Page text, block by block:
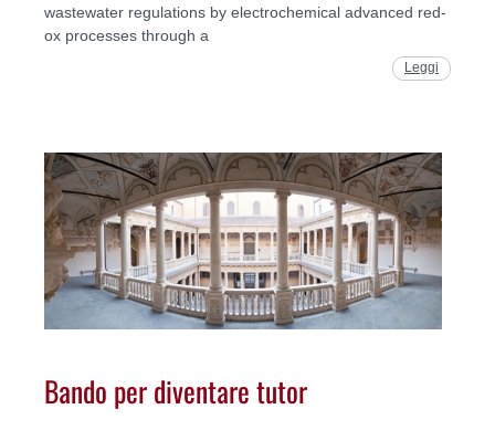
wastewater regulations by electrochemical advanced red-
ox processes through a
Leggi
Bando per diventare tutor